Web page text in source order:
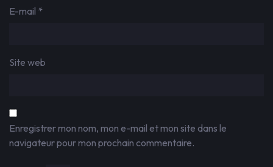
E-mail *
Site web
Enregistrer mon nom, mon e-mail et mon site dans le
navigateur pour mon prochain commentaire.